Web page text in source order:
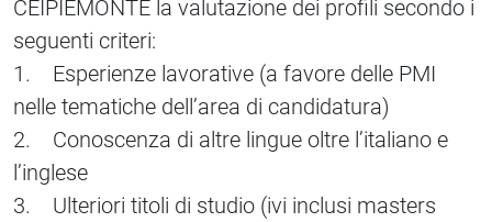
CEIPIEMONTE la valutazione dei profili secondo i
seguenti criteri:
1. Esperienze lavorative (a favore delle PMI
nelle tematiche dell’area di candidatura)
2. Conoscenza di altre lingue oltre l’italiano e
l’inglese
3. Ulteriori titoli di studio (ivi inclusi masters